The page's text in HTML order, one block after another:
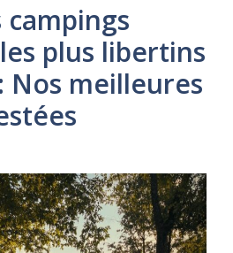
campings
plus libertins
Nos meilleures